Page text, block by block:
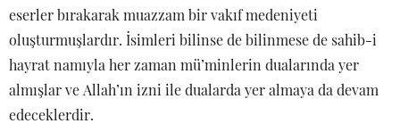
eserler bırakarak muazzam bir vakıf medeniyeti
oluşturmuşlardır. İsimleri bilinse de bilinmese de sahib-i
hayrat namıyla her zaman mü’minlerin dualarında yer
almışlar ve Allah’ın izni ile dualarda yer almaya da devam
edeceklerdir.